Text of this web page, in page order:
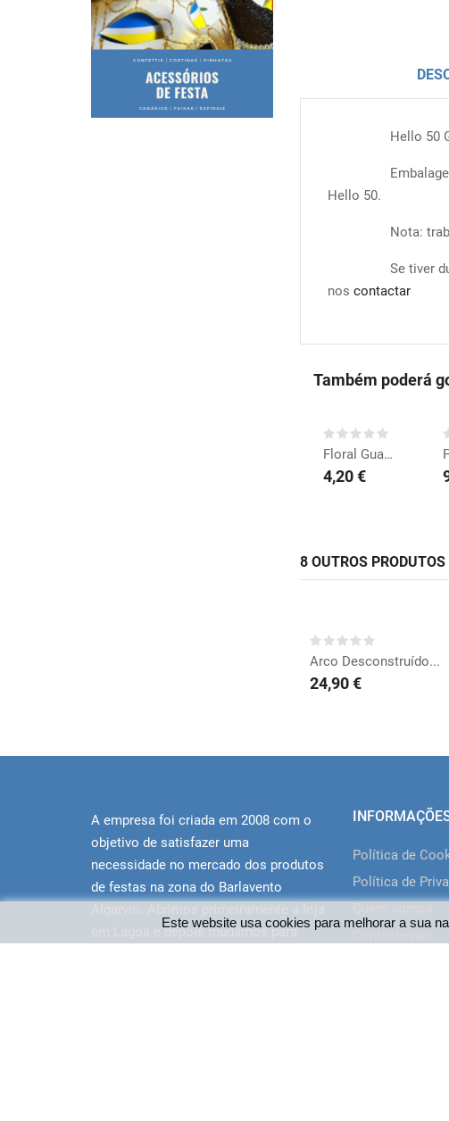
Este website usa cookies para melhorar a sua
Hello 50
Hello 50.
Nota:
Se tiver
nos contactar
Também poderá
Floral Guardanapos
4,20 €
8 OUTROS
Arco Desconstruído...
24,90 €
A empresa foi criada em 2008 com o
objetivo de satisfazer uma
necessidade no mercado dos produtos
de festas na zona do Barlavento
em Lagoa e depois mudamos para
Política de
Política de